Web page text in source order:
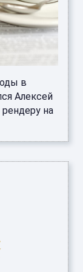
в
Алексей
на